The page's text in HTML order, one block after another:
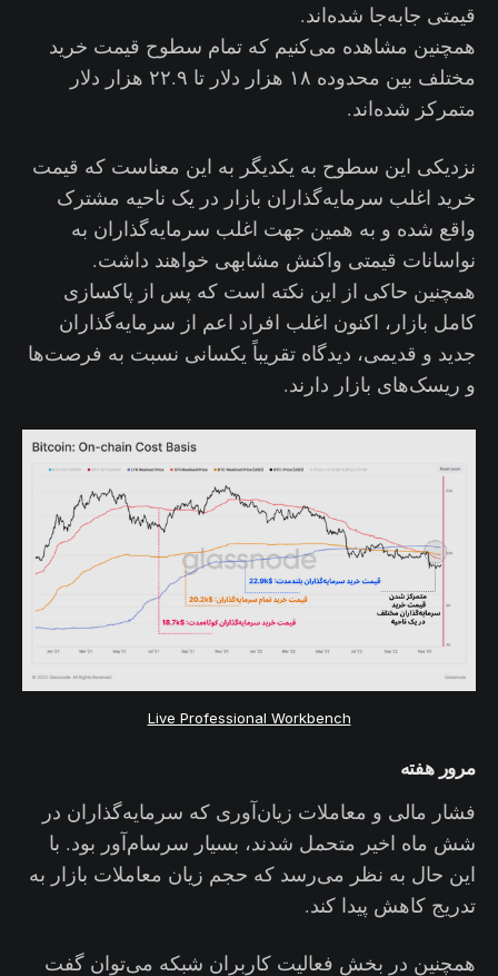
قیمتی جابه‌جا شده‌اند.
همچنین مشاهده می‌کنیم که تمام سطوح قیمت خرید
مختلف بین محدوده ۱۸ هزار دلار تا ۲۲.۹ هزار دلار
متمرکز شده‌اند.
نزدیکی این سطوح به یکدیگر به این معناست که قیمت
خرید اغلب سرمایه‌گذاران بازار در یک ناحیه مشترک
واقع شده و به همین جهت اغلب سرمایه‌گذاران به
نواسانات قیمتی واکنش مشابهی خواهند داشت.
همچنین حاکی از این نکته است که پس از پاکسازی
کامل بازار، اکنون اغلب افراد اعم از سرمایه‌گذاران
جدید و قدیمی، دیدگاه تقریباً یکسانی نسبت به فرصت‌ها
و ریسک‌های بازار دارند.
Live Professional Workbench
مرور هفته
فشار مالی و معاملات زیان‌آوری که سرمایه‌گذاران در
شش ماه اخیر متحمل شدند، بسیار سرسام‌آور بود. با
این حال به نظر می‌رسد که حجم زیان معاملات بازار به
تدریج کاهش پیدا کند.
همچنین در بخش فعالیت کاربران شبکه می‌توان گفت